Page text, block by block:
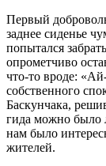
Первый
заднее сиденье
попытался
опрометчиво
что-то вроде:
собственного
Баскунчака,
гида можно было
нам было
жителей.